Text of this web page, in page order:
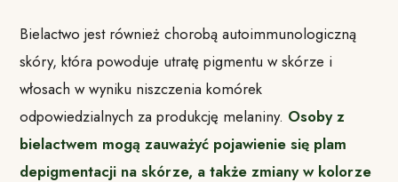
Bielactwo jest również chorobą autoimmunologiczną
skóry, która powoduje utratę pigmentu w skórze i
włosach w wyniku niszczenia komórek
odpowiedzialnych za produkcję melaniny. Osoby z
bielactwem mogą zauważyć pojawienie się plam
depigmentacji na skórze, a także zmiany w kolorze